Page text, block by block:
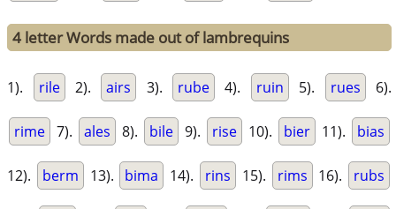
4 letter Words made out of lambrequins
1). rile 2). airs 3). rube 4). ruin 5). rues 6).
rime 7). ales 8). bile 9). rise 10). bier 11). bias
12). berm 13). bima 14). rins 15). rims 16). rubs